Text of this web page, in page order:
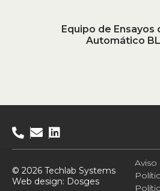
Equipo de Ensayos
Automático
© 2026 Techlab Systems
Web design: Dosges
Aviso